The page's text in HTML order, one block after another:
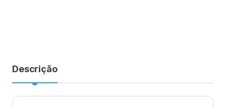
Descrição